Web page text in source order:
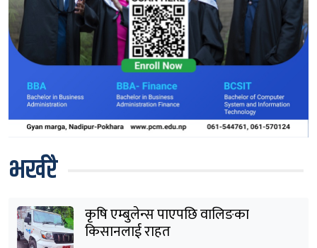
भर्खरै
कृषि एम्बुलेन्स पाएपछि वालिङका
किसानलाई राहत